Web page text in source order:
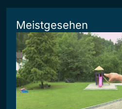
Meistgesehen